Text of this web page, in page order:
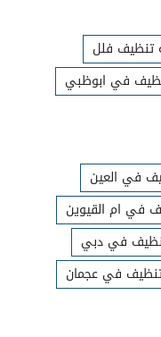
تنظيف فلل
في ابوظبي
في العين
في ام القيوين
في دبي
في عجمان